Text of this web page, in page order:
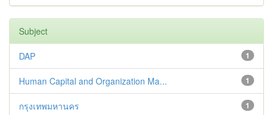
Subject
1
DAP
1
Human Capital and Organization Ma...
1
กรุงเทพมหานคร